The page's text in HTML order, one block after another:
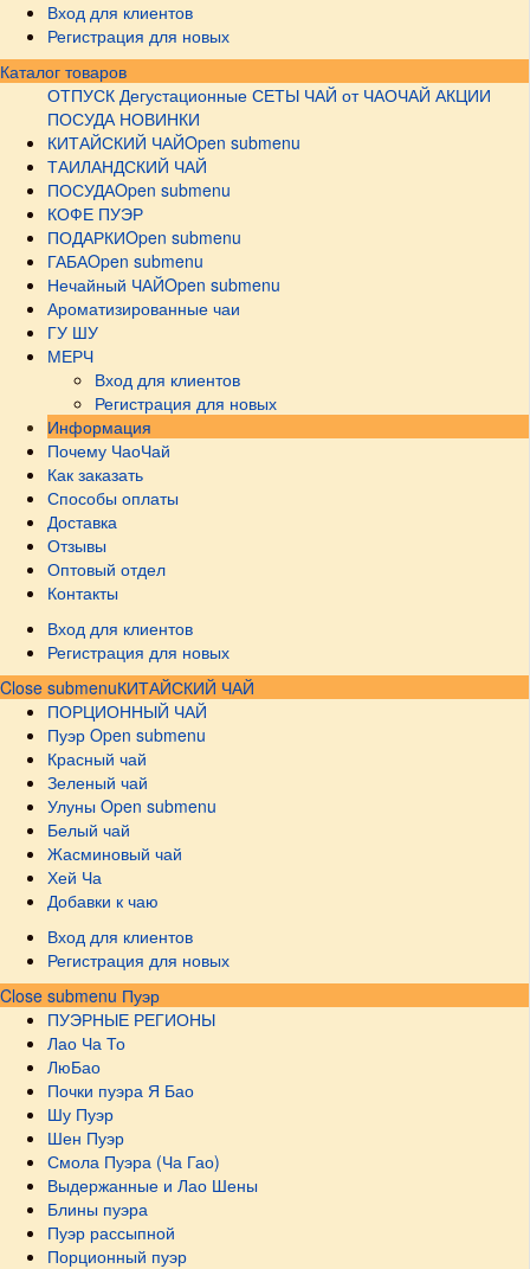
Вход для клиентов
Регистрация для новых
Каталог товаров
ОТПУСК Дегустационные СЕТЫ ЧАЙ от ЧАОЧАЙ АКЦИИ
ПОСУДА НОВИНКИ
КИТАЙСКИЙ ЧАЙOpen submenu
ТАИЛАНДСКИЙ ЧАЙ
ПОСУДАOpen submenu
КОФЕ ПУЭР
ПОДАРКИOpen submenu
ГАБАOpen submenu
Нечайный ЧАЙOpen submenu
Ароматизированные чаи
ГУ ШУ
МЕРЧ
Вход для клиентов
Регистрация для новых
Информация
Почему ЧаоЧай
Как заказать
Способы оплаты
Доставка
Отзывы
Оптовый отдел
Контакты
Вход для клиентов
Регистрация для новых
Close submenuКИТАЙСКИЙ ЧАЙ
ПОРЦИОННЫЙ ЧАЙ
Пуэр Open submenu
Красный чай
Зеленый чай
Улуны Open submenu
Белый чай
Жасминовый чай
Хей Ча
Добавки к чаю
Вход для клиентов
Регистрация для новых
Close submenu Пуэр
ПУЭРНЫЕ РЕГИОНЫ
Лао Ча То
ЛюБао
Почки пуэра Я Бао
Шу Пуэр
Шен Пуэр
Смола Пуэра (Ча Гао)
Выдержанные и Лао Шены
Блины пуэра
Пуэр рассыпной
Порционный пуэр